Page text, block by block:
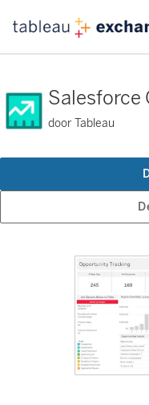
Salesforce
door Tableau